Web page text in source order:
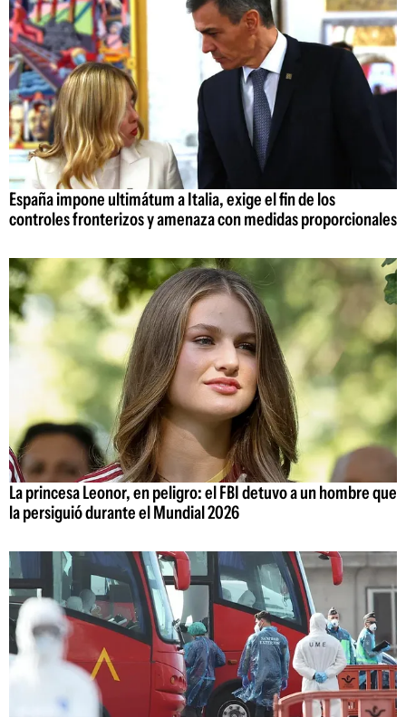
España impone ultimátum a Italia, exige el fin de los
controles fronterizos y amenaza con medidas proporcionales
La princesa Leonor, en peligro: el FBI detuvo a un hombre que
la persiguió durante el Mundial 2026